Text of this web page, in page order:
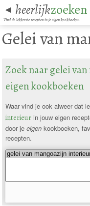
◄ heerlijkzoeken
Vind de lekkerste recepten in je eigen kookboeken.
Gelei van
Zoek naar gelei
eigen kookboeken
Waar vind je ook alweer dat
interieurin jouw eigen
door je eigenkookboeken,
recepten.